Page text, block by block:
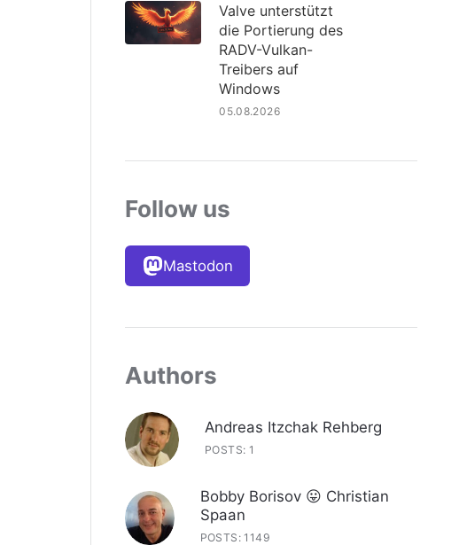
Valve unterstützt
die Portierung des
RADV-Vulkan-
Treibers auf
Windows
05.08.2026
Follow us
Mastodon
Authors
Andreas Itzchak Rehberg
POSTS: 1
Bobby Borisov 😛 Christian
Spaan
POSTS: 1149